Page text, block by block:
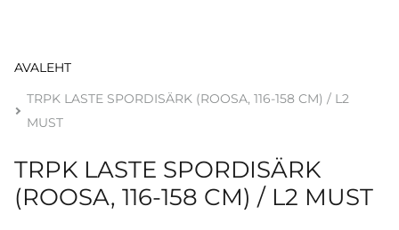
AVALEHT
TRPK LASTE SPORDISÄRK (ROOSA, 116-158 CM) / L2
MUST
TRPK LASTE SPORDISÄRK
(ROOSA, 116-158 CM) / L2 MUST